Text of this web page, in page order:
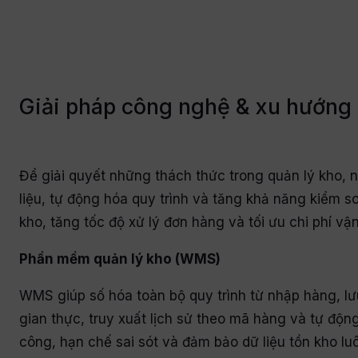
Giải pháp công nghệ & xu
Để giải quyết những thách thức trong quản lý kho,
liệu, tự động hóa quy trình và tăng khả năng kiểm
kho, tăng tốc độ xử lý đơn hàng và tối ưu chi phí
Phần mềm quản lý kho (WMS)
WMS giúp số hóa toàn bộ quy trình từ nhập hàng,
gian thực, truy xuất lịch sử theo mã hàng và tự
công, hạn chế sai sót và đảm bảo dữ liệu tồn kho